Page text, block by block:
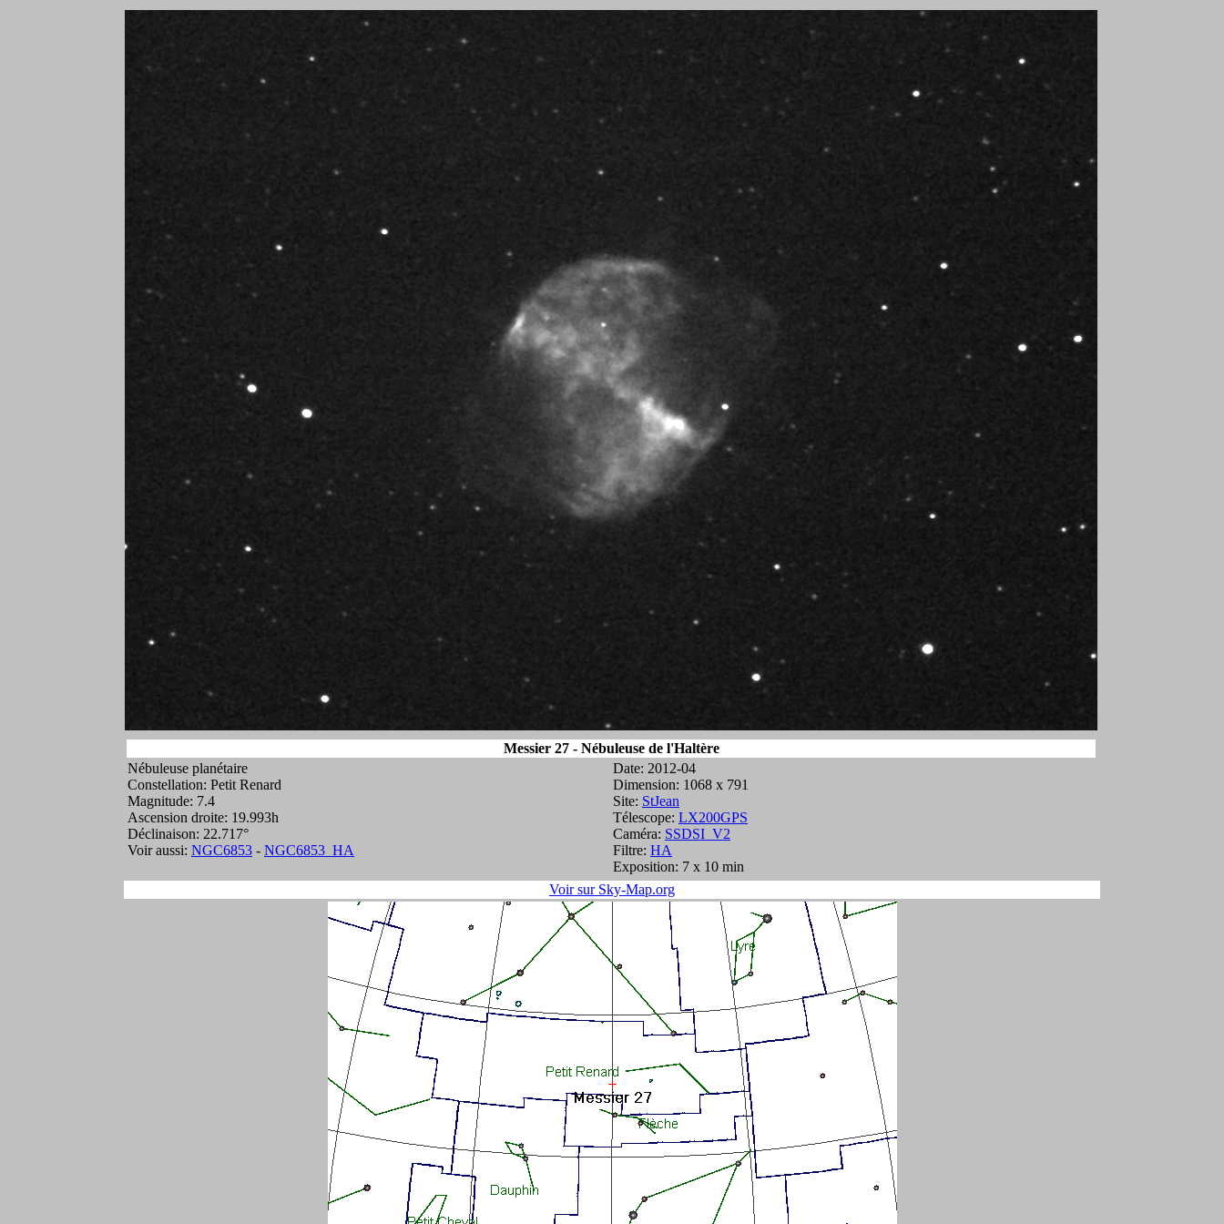
Messier 27 - Nébuleuse de l'Haltère
Nébuleuse planétaire
Constellation: Petit Renard
Magnitude: 7.4
Ascension droite: 19.993h
Déclinaison: 22.717°
Voir aussi: NGC6853 - NGC6853_HA
Date: 2012-04
Dimension: 1068 x 791
Site: StJean
Télescope: LX200GPS
Caméra: SSDSI_V2
Filtre: HA
Exposition: 7 x 10 min
Voir sur Sky-Map.org